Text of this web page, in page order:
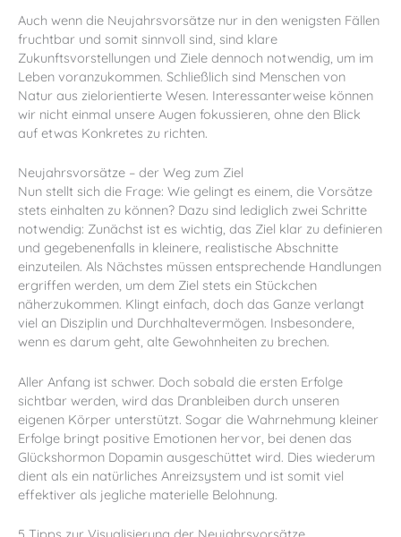
Auch wenn die Neujahrsvorsätze nur in den wenigsten Fällen
fruchtbar und somit sinnvoll sind, sind klare
Zukunftsvorstellungen und Ziele dennoch notwendig, um im
Leben voranzukommen. Schließlich sind Menschen von
Natur aus zielorientierte Wesen. Interessanterweise können
wir nicht einmal unsere Augen fokussieren, ohne den Blick
auf etwas Konkretes zu richten.
Neujahrsvorsätze – der Weg zum Ziel
Nun stellt sich die Frage: Wie gelingt es einem, die Vorsätze
stets einhalten zu können? Dazu sind lediglich zwei Schritte
notwendig: Zunächst ist es wichtig, das Ziel klar zu definieren
und gegebenenfalls in kleinere, realistische Abschnitte
einzuteilen. Als Nächstes müssen entsprechende Handlungen
ergriffen werden, um dem Ziel stets ein Stückchen
näherzukommen. Klingt einfach, doch das Ganze verlangt
viel an Disziplin und Durchhaltevermögen. Insbesondere,
wenn es darum geht, alte Gewohnheiten zu brechen.
Aller Anfang ist schwer. Doch sobald die ersten Erfolge
sichtbar werden, wird das Dranbleiben durch unseren
eigenen Körper unterstützt. Sogar die Wahrnehmung kleiner
Erfolge bringt positive Emotionen hervor, bei denen das
Glückshormon Dopamin ausgeschüttet wird. Dies wiederum
dient als ein natürliches Anreizsystem und ist somit viel
effektiver als jegliche materielle Belohnung.